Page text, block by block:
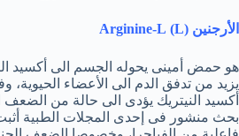
الأرجنين (L) Arginine-L
هو حمض أمينى يحوله الجسم الى أكسيد
يزيد من تدفق الدم الى الأعضاء
أكسيد النيتريك يؤدى الى حالة من
بحث منشور فى إحدى المجلات الطبية أثبت